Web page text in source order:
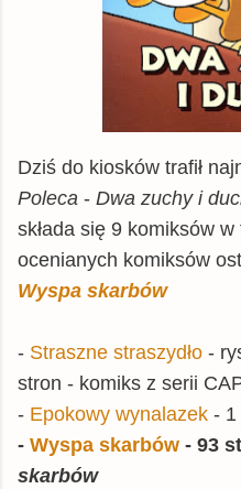
Dziś do kiosków trafił
Poleca - Dwa zuchy i
składa się 9 komiksów
ocenianych komiksów
Wyspa skarbów
- Straszne straszydło -
stron - komiks z serii
- Epokowy wynalazek - 1
- Wyspa skarbów - 93
skarbów